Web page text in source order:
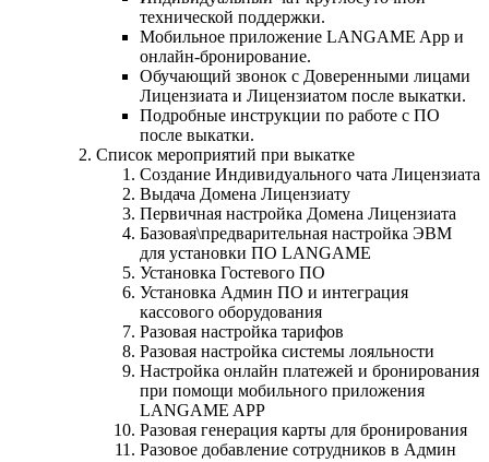
технической поддержки.
Мобильное приложение LANGAME App и
онлайн-бронирование.
Обучающий звонок с Доверенными лицами
Лицензиата и Лицензиатом после выкатки.
Подробные инструкции по работе с ПО
после выкатки.
Список мероприятий при выкатке
Создание Индивидуального чата Лицензиата
Выдача Домена Лицензиату
Первичная настройка Домена Лицензиата
Базовая\предварительная настройка ЭВМ
для установки ПО LANGAME
Установка Гостевого ПО
Установка Админ ПО и интеграция
кассового оборудования
Разовая настройка тарифов
Разовая настройка системы лояльности
Настройка онлайн платежей и бронирования
при помощи мобильного приложения
LANGAME APP
Разовая генерация карты для бронирования
Разовое добавление сотрудников в Админ